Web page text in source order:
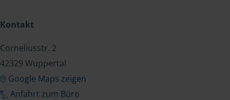
Kontakt
Corneliusstr. 2
42329 Wuppertal
Google Maps zeigen
Anfahrt zum Büro